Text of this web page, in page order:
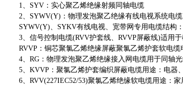
1、SYV：实心聚乙烯绝缘射频同轴电缆
2、SYWV(Y)：物理发泡聚乙绝缘有线电视系统电缆
SYWV(Y)、SYKV有线电视、宽带网专用电缆结构：
3、信号控制电缆(RVV护套线、RVVP屏蔽线)适用于
RVVP：铜芯聚氯乙烯绝缘屏蔽聚氯乙烯护套软电缆
4、RG：物理发泡聚乙烯绝缘接入网电缆用于同轴光
5、KVVP：聚氯乙烯护套编织屏蔽电缆用途：电器
6、RVV(227IEC52/53)聚氯乙烯绝缘软电缆用途：家